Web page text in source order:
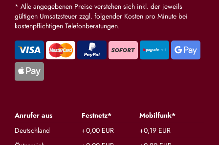
* Alle angegebenen Preise verstehen sich inkl. der jeweils
gültigen Umsatzsteuer zzgl. folgender Kosten pro Minute bei
kostenpflichtigen Telefonberatungen.
Anrufer aus Festnetz*
Mobilfunk*
Deutschland
+0,00 EUR
+0,19 EUR